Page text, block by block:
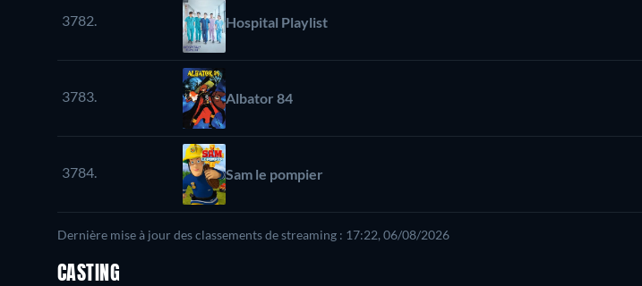
3782. Hospital Playlist
3783. Albator 84
3784. Sam le pompier
Dernière mise à jour des classements de streaming : 17:22, 06/08/2026
CASTING